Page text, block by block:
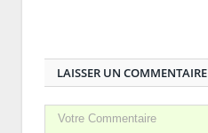
LAISSER UN COMMENTAIRE